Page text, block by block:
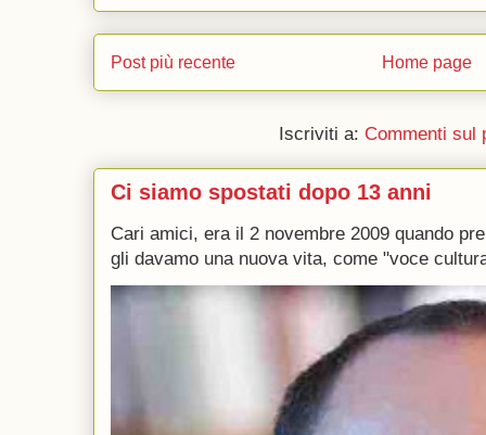
Post più recente Home page
Iscriviti a: Commenti sul
Ci siamo spostati dopo 13 anni
Cari amici, era il 2 novembre 2009 quando
gli davamo una nuova vita, come "voce